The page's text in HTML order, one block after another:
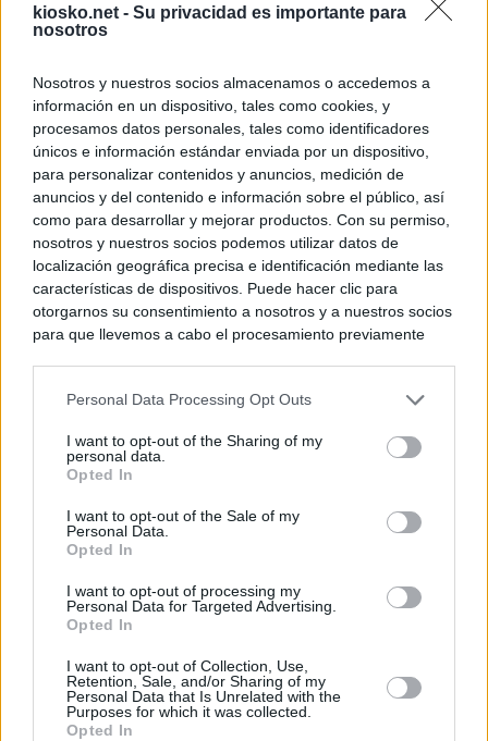
kiosko.net - Su privacidad es importante para
nosotros
Nosotros y nuestros socios almacenamos o accedemos a
información en un dispositivo, tales como cookies, y
procesamos datos personales, tales como identificadores
únicos e información estándar enviada por un dispositivo,
para personalizar contenidos y anuncios, medición de
anuncios y del contenido e información sobre el público, así
como para desarrollar y mejorar productos. Con su permiso,
nosotros y nuestros socios podemos utilizar datos de
localización geográfica precisa e identificación mediante las
características de dispositivos. Puede hacer clic para
otorgarnos su consentimiento a nosotros y a nuestros socios
para que llevemos a cabo el procesamiento previamente
negar su consentimiento. Tenga en cuenta que algún
de su consentimiento, pero usted tiene el derecho de
rechazar tal procesamiento. Sus preferencias se aplicarán
cualquier momento entrando de nuevo en este sitio web o
visitando nuestra política de privacidad.
Personal Data Processing Opt Outs
I want to opt-out of the Sharing of my
personal data.
Opted In
I want to opt-out of the Sale of my
Personal Data.
Opted In
I want to opt-out of processing my
Personal Data for Targeted Advertising.
Opted In
I want to opt-out of Collection, Use,
Retention, Sale, and/or Sharing of my
Personal Data that Is Unrelated with the
Purposes for which it was collected.
Opted In